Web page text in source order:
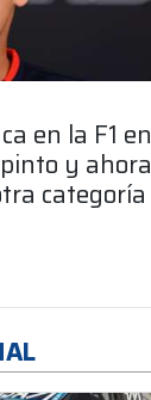
en la F1 en
y ahora
categoría